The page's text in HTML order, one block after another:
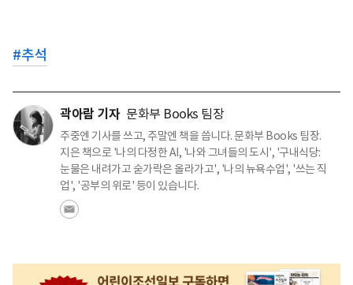
#추석
곽아람 기자 문화부 Books 팀장
주중엔 기사를 쓰고, 주말엔 책을 씁니다. 문화부 Books 팀장.
지은 책으로 '나의 다정한 AI, '나와 그녀들의 도시', '구내식당:
눈물은 내려가고 숟가락은 올라가고', '나의 뉴욕수업', '쓰는 직
업', '공부의 위로' 등이 있습니다.